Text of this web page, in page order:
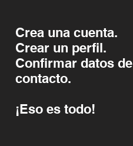
Crea una cuenta.
Crear un perfil.
Confirmar datos de
contacto.
¡Eso es todo!